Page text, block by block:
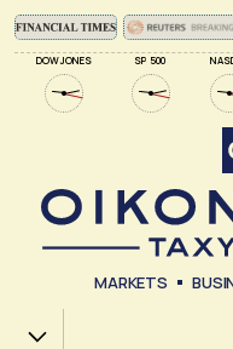
DOW JONES SP 500
MARKETS
Χ.Α.